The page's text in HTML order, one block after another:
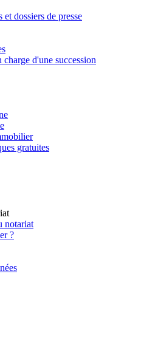
dossiers de presse
d'une succession
gratuites
notariat
?